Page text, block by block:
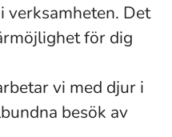
verksamheten. Det
för dig
vi med djur i
besök av